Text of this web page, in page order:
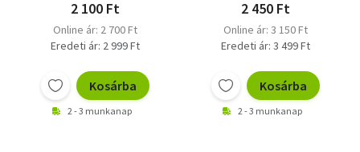
2 100 Ft
Online ár: 2 700 Ft
Eredeti ár: 2 999 Ft
Kosárba
2 - 3 munkanap
2 450 Ft
Online ár: 3 150 Ft
Eredeti ár: 3 499 Ft
Kosárba
2 - 3 munkanap